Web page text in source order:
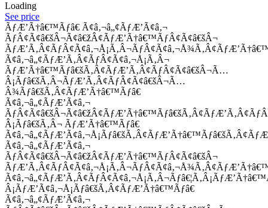
Loading
See price
ÃƒÆ’Ã†â€™Ãƒâ€ Ã¢â‚¬â„¢ÃƒÆ’Ã¢â‚¬
ÃƒÂ¢Ã¢â€šÂ¬Ã¢â€žÂ¢ÃƒÆ’Ã†â€™ÃƒÂ¢Ã¢â€šÂ¬
Ã¢â‚¬â„¢ÃƒÆ’Ã‚Â¢ÃƒÂ¢Ã¢â‚¬Å¡Ã‚Â¬
ÃƒÆ’Ã†â€™Ãƒâ€šÃ‚Â¢ÃƒÆ’Ã‚Â¢ÃƒÂ¢Ã¢â€šÂ¬Ã…
Â¡Ãƒâ€šÃ‚Â¬ÃƒÆ’Ã‚Â¢ÃƒÂ¢Ã¢â€šÂ¬Ã…
Â¾Ãƒâ€šÃ‚Â¢ÃƒÆ’Ã†â€™Ãƒâ€
Ã¢â‚¬â„¢ÃƒÆ’Ã¢â‚¬
Â¡Ãƒâ€šÃ‚Â¬ ÃƒÆ’Ã†â€™Ãƒâ€
Ã¢â‚¬â„¢ÃƒÆ’Ã¢â‚¬
ÃƒÂ¢Ã¢â€šÂ¬Ã¢â€žÂ¢ÃƒÆ’Ã†â€™ÃƒÂ¢Ã¢â€šÂ¬
Â¡ÃƒÆ’Ã¢â‚¬Å¡Ãƒâ€šÃ‚Â¢ÃƒÆ’Ã†â€™Ãƒâ€
Ã¢â‚¬â„¢ÃƒÆ’Ã¢â‚¬